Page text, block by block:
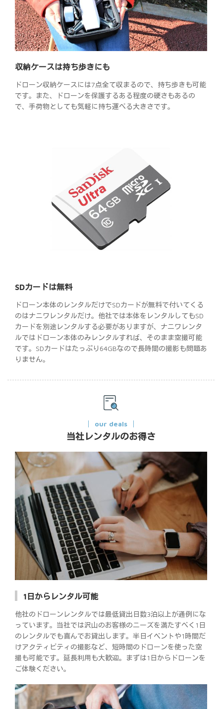
収納ケースは持ち歩きにも
ドローン収納ケースには7点全て収まるので、持ち歩きも可能
です。また、ドローンを保護するある程度の硬さもあるの
で、手荷物としても気軽に持ち運べる大きさです。
SDカードは無料
ドローン本体のレンタルだけでSDカードが無料で付いてくる
のはナニワレンタルだけ。他社では本体をレンタルしてもSD
カードを別途レンタルする必要がありますが、ナニワレンタ
ルではドローン本体のみレンタルすれば、そのまま空撮可能
です。SDカードはたっぷり64GBなので長時間の撮影も問題あ
りません。
our deals
当社レンタルのお得さ
1日からレンタル可能
他社のドローンレンタルでは最低貸出日数3泊以上が通例にな
っています。当社では沢山のお客様のニーズを満たすべく1日
のレンタルでも喜んでお貸出します。半日イベントや1時間だ
けアクティビティの撮影など、短時間のドローンを使った空
撮も可能です。延長利用も大歓迎。まずは1日からドローンを
ご体験ください。